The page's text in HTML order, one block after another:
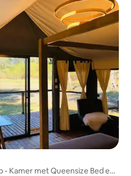
- Kamer met Queensize Bed en